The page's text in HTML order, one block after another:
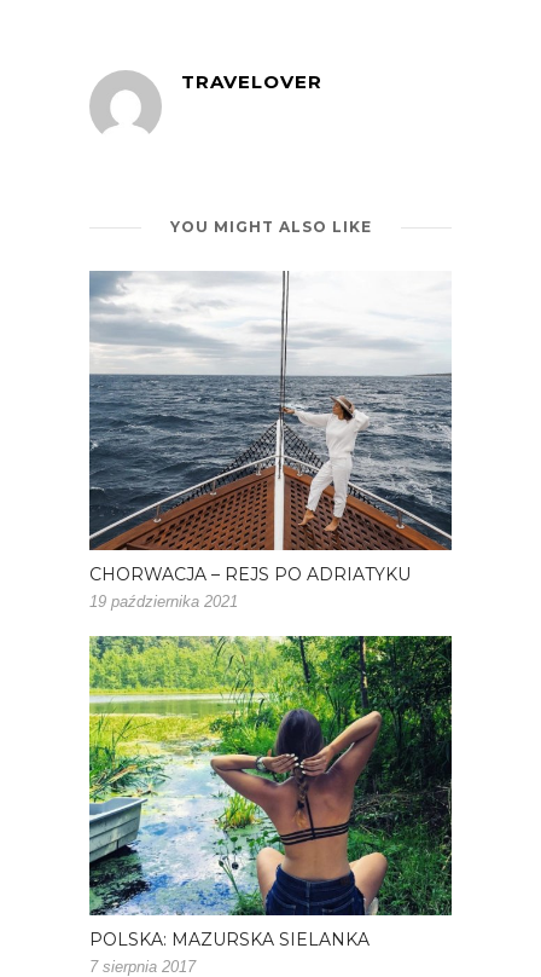
TRAVELOVER
YOU MIGHT ALSO LIKE
CHORWACJA – REJS PO ADRIATYKU
19 października 2021
POLSKA: MAZURSKA SIELANKA
7 sierpnia 2017